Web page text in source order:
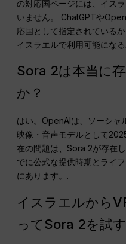
の対応国ページには、イス
いません。 ChatGPTや
応国として指定されている
イスラエルで利用可能にな
Sora 2は本当に
か？
はい。OpenAIは、ソーシャ
映像・音声モデルとして
在の問題は、Sora 2が存在
でに公式な提供時期とライ
にあります。.
イスラエルから
ってSora 2を試